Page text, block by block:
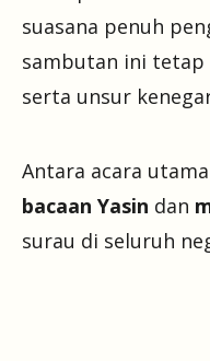
suasana penuh
sambutan ini tetap
serta unsur
Antara acara
bacaan Yasin dan
surau di seluruh